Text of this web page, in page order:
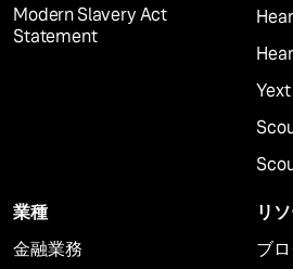
Modern Slavery Act
Statement
Yext
業種
金融業務
リ
ブ